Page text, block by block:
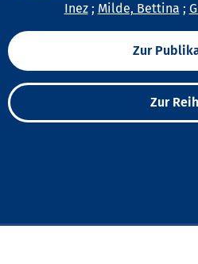
Inez; Milde, Bettina ;
Zur
Zur